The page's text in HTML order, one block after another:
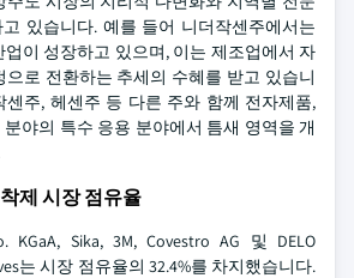
있습니다. 예를 들어 니더작센주에서는
이 성장하고 있으며, 이는 제조업에서 자
으로 전환하는 추세의 수혜를 받고 있습니
센주, 헤센주 등 다른 주와 함께 전자제품,
야의 특수 응용 분야에서 틈새 영역을 개
제 시장 점유율
KGaA, Sika, 3M, Covestro AG 및 DELO
는 시장 점유율의 32.4%를 차지했습니다.